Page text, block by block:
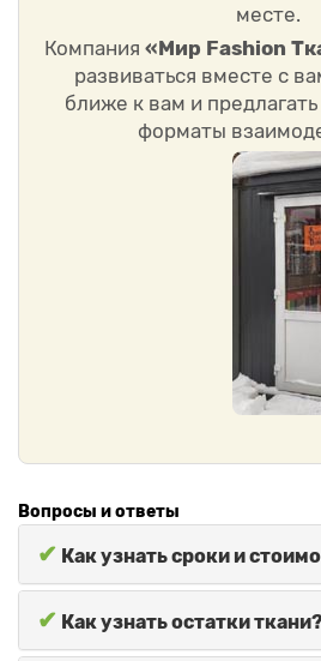
— это
ценит лёгкость, комфорт и
драпируется, приятен к телу и
эффектные женственные образы для
Благодаря сочетанию вискозы и
практичной, долговечной и удобной
востребованной как среди
месте.
Компания «Мир Fashion
развиваться вместе с
ближе к вам и
форматы
Вопросы и ответы
✔ Как узнать сроки и
✔ Как узнать остатки ткани?